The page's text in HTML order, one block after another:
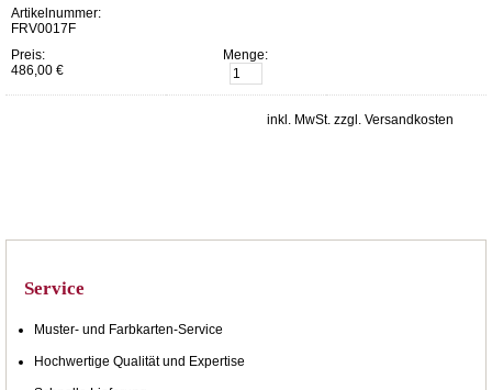
Artikelnummer:
FRV0017F
Preis:
486,00 €
Menge:
inkl. MwSt. zzgl. Versandkosten
Service
Muster- und Farbkarten-Service
Hochwertige Qualität und Expertise